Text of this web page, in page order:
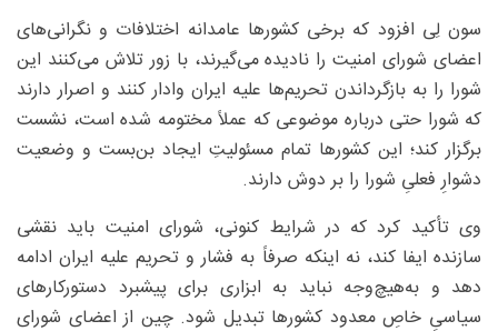
سون لِی افزود که برخی کشورها عامدانه اختلافات و نگرانی‌های
اعضای شورای امنیت را نادیده می‌گیرند، با زور تلاش می‌کنند این
شورا را به بازگرداندن تحریم‌ها علیه ایران وادار کنند و اصرار دارند
که شورا حتی درباره موضوعی که عملاً مختومه شده است، نشست
برگزار کند؛ این کشورها تمام مسئولیتِ ایجاد بن‌بست و وضعیت
دشوارِ فعلیِ شورا را بر دوش دارند.
وی تأکید کرد که در شرایط کنونی، شورای امنیت باید نقشی
سازنده ایفا کند، نه اینکه صرفاً به فشار و تحریم علیه ایران ادامه
دهد و به‌هیچ‌وجه نباید به ابزاری برای پیشبرد دستورکارهای
سیاسیِ خاصِ معدود کشورها تبدیل شود. چین از اعضای شورای